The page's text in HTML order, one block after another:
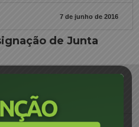
7 de junho de 2016
de Junta